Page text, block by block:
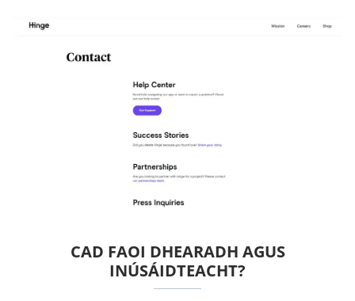
CAD FAOI DHEARADH AGUS
INÚSÁIDTEACHT?